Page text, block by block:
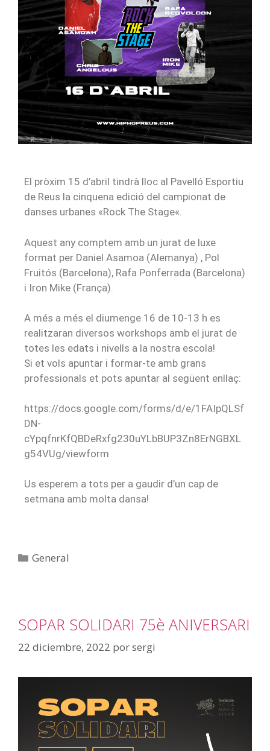
El pròxim 15 d’abril tindrà lloc al Pavelló Esportiu
de Reus la cinquena edició del campionat de
danses urbanes «Rock The Stage«.
Aquest any comptem amb un jurat de luxe
format per Daniel Asamoa (Alemanya) , Pol
Fruitós (Barcelona), Rafa Ponferrada (Barcelona)
i Iron Mike (França).
A més a més el diumenge 16 de 10-13 h es
realitzaran diversos workshops amb el jurat de
totes les edats i nivells a la nostra escola!
Si et vols apuntar i formar-te amb grans
professionals et pots apuntar al següent enllaç:
https://docs.google.com/forms/d/e/1FAIpQLSf
DN-
cYpqfnrKfQBDeRxfg230uYLbBUP3Zn8ErNGBXL
g54VUg/viewform
Us esperem a tots per a gaudir d’un cap de
setmana amb molta dansa!
General
SOPAR SOLIDARI 75è ANIVERSARI
22 diciembre, 2022 porsergi